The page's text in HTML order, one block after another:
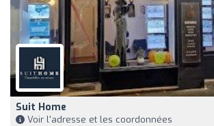
Suit Home
Voir l'adresse et les coordonnées